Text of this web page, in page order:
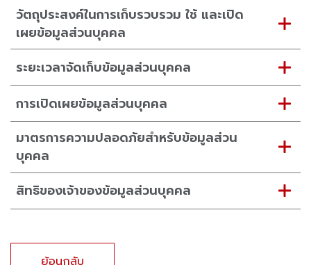
วัตถุประสงค์ในการเก็บรวบรวม ใช้ และเปิด
เผยข้อมูลส่วนบุคคล
ระยะเวลาจัดเก็บข้อมูลส่วนบุคคล
การเปิดเผยข้อมูลส่วนบุคคล
มาตรการความปลอดภัยสำหรับข้อมูลส่วน
บุคคล
สิทธิของเจ้าของข้อมูลส่วนบุคคล
ย้อนกลับ